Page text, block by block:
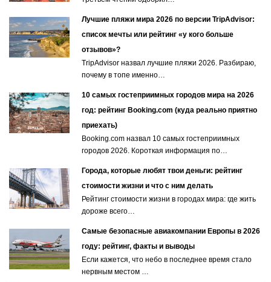
Лучшие пляжи мира 2026 по версии TripAdvisor:
список мечты или рейтинг «у кого больше
отзывов»?
TripAdvisor назвал лучшие пляжи 2026. Разбираю,
почему в топе именно…
10 самых гостеприимных городов мира на 2026
год: рейтинг Booking.com (куда реально приятно
приехать)
Booking.com назвал 10 самых гостеприимных
городов 2026. Короткая информация по…
Города, которые любят твои деньги: рейтинг
стоимости жизни и что с ним делать
Рейтинг стоимости жизни в городах мира: где жить
дороже всего…
Самые безопасные авиакомпании Европы в 2026
году: рейтинг, факты и выводы
Если кажется, что небо в последнее время стало
нервным местом …